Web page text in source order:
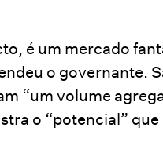
é um mercado
o governante.
“um volume
o “potencial”